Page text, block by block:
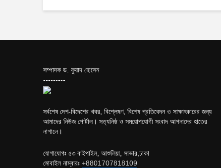
সম্পাদক ড. ফুয়াদ হোসেন
---------
সর্বশেষ দেশ-বিদেশের খবর, বিশ্লেষণ, বিশেষ প্রতিবেদন ও সাক্ষাৎকারের জন্য
আমাদের নিউজ পোর্টাল। সত্যনিষ্ঠ ও সময়োপযোগী সংবাদ আপনাদের হাতের
নাগালে।
যোগাযোগঃ ৫৩ বাইপাইল, আশুলিয়া, সাভার,ঢাকা
মোবাইল নাম্বারঃ +8801707818109